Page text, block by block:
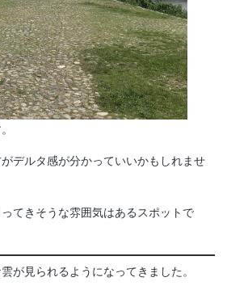
デルタ感が分かっていいかもしれませ
てきそうな雰囲気はあるスポットで
が見られるようになってきました。